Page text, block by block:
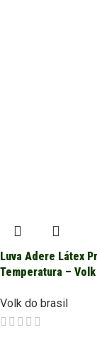
Luva Adere Látex
Temperatura –
Volk do brasil